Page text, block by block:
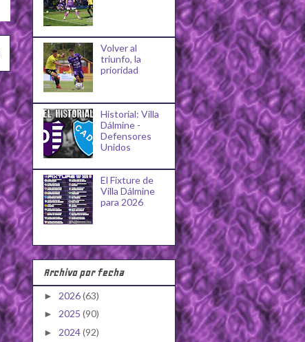
Volver al
triunfo, la
prioridad
Historial: Villa
Dálmine -
Defensores
Unidos
El Fixture de
Villa Dálmine
para 2026
Archivo por fecha
► 2026(63)
► 2025 (90)
► 2024(92)